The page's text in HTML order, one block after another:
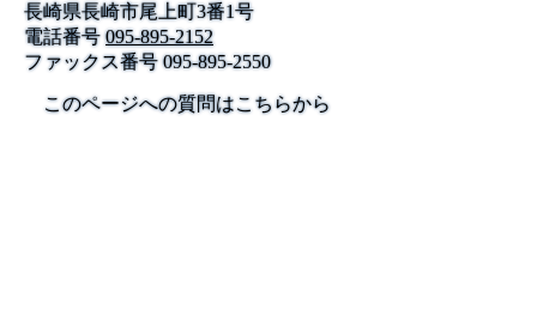
長崎県長崎市尾上町3番1号
電話番号 095-895-2152
ファックス番号095-895-2550
このページへの質問はこちらから